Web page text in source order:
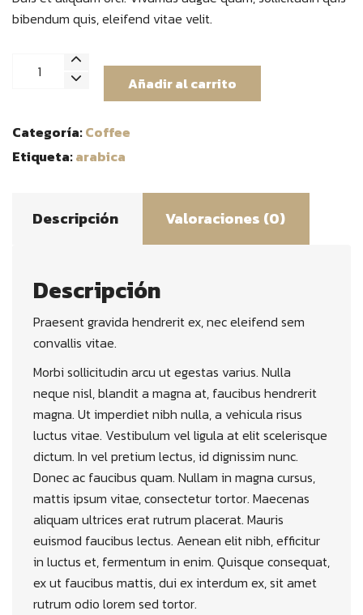
era: es:
bibendum quis, eleifend vitae velit.
MyCoffeeShop
Añadir al carrito
Categoría:Coffee
Etiqueta:arabica
Descripción Valoraciones (0)
Descripción
Praesent gravida hendrerit ex, nec eleifend sem
convallis vitae.
Morbi sollicitudin arcu ut egestas varius. Nulla
neque nisl, blandit a magna at, faucibus hendrerit
magna. Ut imperdiet nibh nulla, a vehicula risus
luctus vitae. Vestibulum vel ligula at elit scelerisque
dictum. In vel pretium lectus, id dignissim nunc.
Donec ac faucibus quam. Nullam in magna cursus,
mattis ipsum vitae, consectetur tortor. Maecenas
aliquam ultrices erat rutrum placerat. Mauris
euismod faucibus lectus. Aenean elit nibh, efficitur
in luctus et, fermentum in enim. Quisque consequat,
ex ut faucibus mattis, dui ex interdum ex, sit amet
rutrum odio lorem sed tortor.